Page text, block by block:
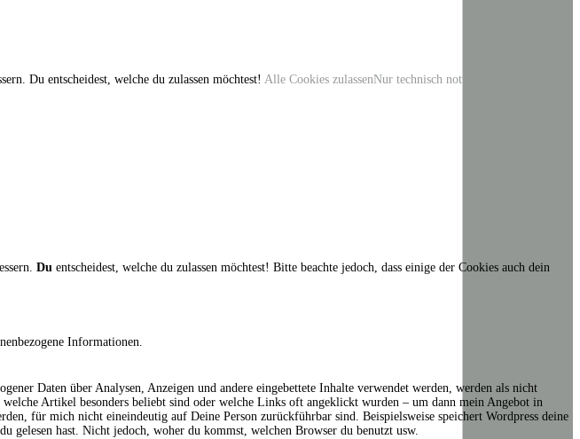
Du entscheidest, welche du zulassen möchtest! Alle Cookies zulassenNur technisch notwendige Cookies
Du entscheidest, welche du zulassen möchtest! Bitte beachte jedoch, dass einige der Cookies auch dein
Informationen.
Daten über Analysen, Anzeigen und andere eingebettete Inhalte verwendet werden, werden als nicht
Artikel besonders beliebt sind oder welche Links oft angeklickt wurden – um dann mein Angebot in
für mich nicht eineindeutig auf Deine Person zurückführbar sind. Beispielsweise speichert Wordpress deine
hast. Nicht jedoch, woher du kommst, welchen Browser du benutzt usw.